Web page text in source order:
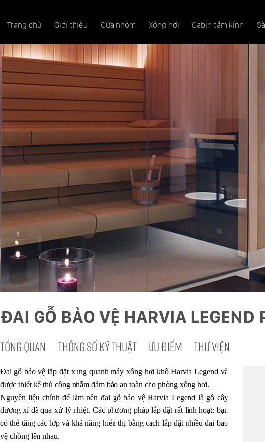
Trang chủ Giới thiệu Cửa nhôm Xông hơi Cabin tắm kính
ĐAI GỖ BẢO VỆ HARVIA LEGEND
TỔNG QUAN THÔNG SỐ KỸ THUẬT ƯU ĐIỂM THƯ VIỆN
Đai gỗ bảo vệ lắp đặt xung quanh máy xông hơi khô Harvia Legend và
được thiết kế thủ công nhằm đảm bảo an toàn cho phòng xông hơi.
Nguyên liệu chính để làm nên đai gỗ bảo vệ Harvia Legend là gỗ cây
dương xỉ đã qua xử lý nhiệt. Các phương pháp lắp đặt rất linh hoạt: bạn
có thể tăng các lớp và khả năng hiển thị bằng cách lắp đặt nhiều đai bảo
vệ chồng lên nhau.